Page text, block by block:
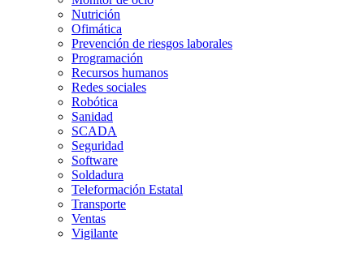
Nutrición
Ofimática
Prevención de riesgos laborales
Programación
Recursos humanos
Redes sociales
Robótica
Sanidad
SCADA
Seguridad
Software
Soldadura
Teleformación Estatal
Transporte
Ventas
Vigilante